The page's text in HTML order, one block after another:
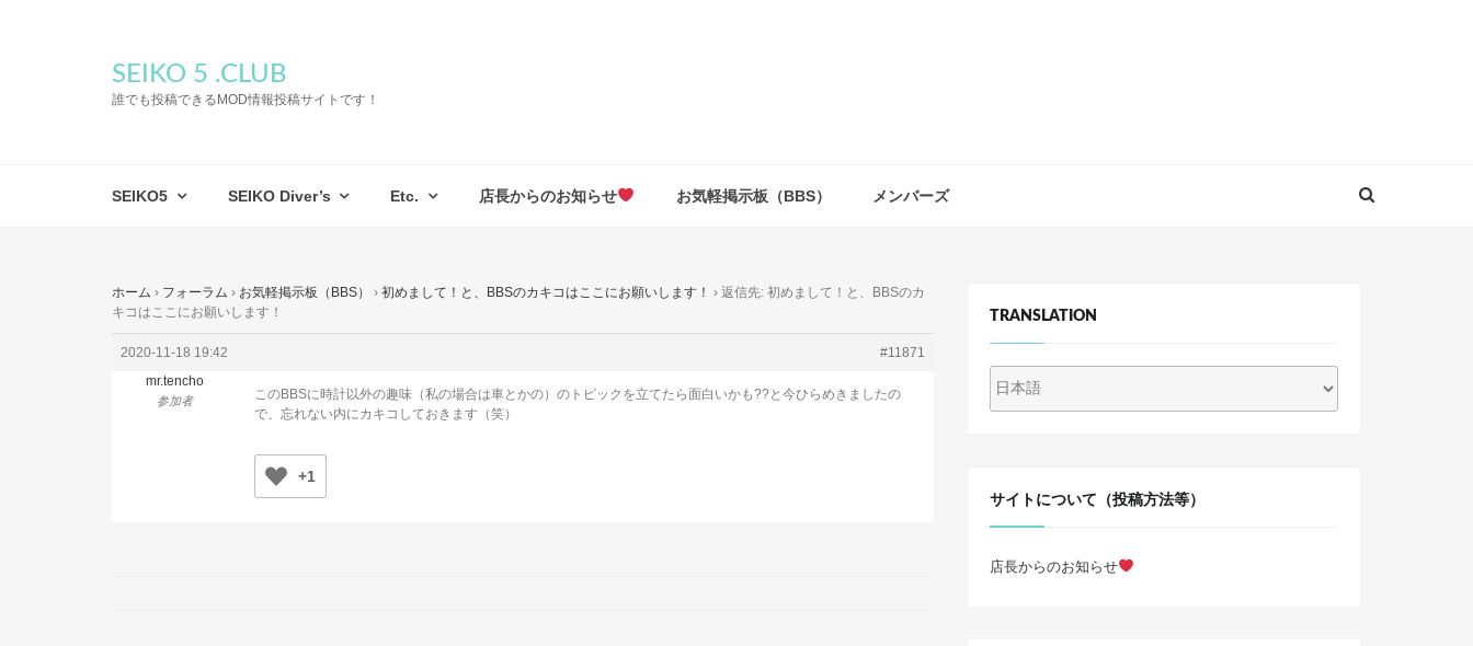
SEIKO 5 .CLUB
誰でも投稿できるMOD情報投稿サイトです！
SEIKO5 SEIKO Diver’s Etc. 店長からのお知らせ お気軽掲示板（BBS） メンバーズ
ホーム › フォーラム › お気軽掲示板（BBS） › 初めまして！と、BBSのカキコはここにお願いします！ › 返信先: 初めまして！と、BBSのカ
キコはここにお願いします！
2020-11-18 19:42
#11871
mr.tencho
参加者
このBBSに時計以外の趣味（私の場合は車とかの）のトピックを立てたら面白いかも??と今ひらめきましたの
で、忘れない内にカキコしておきます（笑）
+1
TRANSLATION
サイトについて（投稿方法等）
店長からのお知らせ